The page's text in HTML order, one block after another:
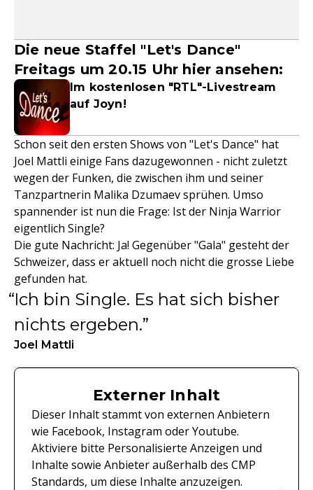
Die neue Staffel "Let's Dance"
Freitags um 20.15 Uhr hier ansehen:
Im kostenlosen "RTL"-Livestream
auf Joyn!
Schon seit den ersten Shows von "Let's Dance" hat
Joel Mattli einige Fans dazugewonnen - nicht zuletzt
wegen der Funken, die zwischen ihm und seiner
Tanzpartnerin Malika Dzumaev sprühen. Umso
spannender ist nun die Frage: Ist der Ninja Warrior
eigentlich Single?
Die gute Nachricht: Ja! Gegenüber "Gala" gesteht der
Schweizer, dass er aktuell noch nicht die grosse Liebe
gefunden hat.
Ich bin Single. Es hat sich bisher
nichts ergeben.
Joel Mattli
Externer Inhalt
Dieser Inhalt stammt von externen Anbietern
wie Facebook, Instagram oder Youtube.
Aktiviere bitte Personalisierte Anzeigen und
Inhalte sowie Anbieter außerhalb des CMP
Standards, um diese Inhalte anzuzeigen.